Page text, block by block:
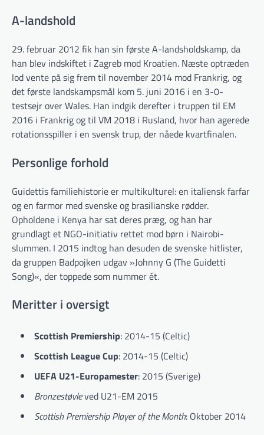
A-landshold
29. februar 2012 fik han sin første A-landsholdskamp, da
han blev indskiftet i Zagreb mod Kroatien. Næste optræden
lod vente på sig frem til november 2014 mod Frankrig, og
det første landskampsmål kom 5. juni 2016 i en 3-0-
testsejr over Wales. Han indgik derefter i truppen til EM
2016 i Frankrig og til VM 2018 i Rusland, hvor han agerede
rotationsspiller i en svensk trup, der nåede kvartfinalen.
Personlige forhold
Guidettis familiehistorie er multikulturel: en italiensk farfar
og en farmor med svenske og brasilianske rødder.
Opholdene i Kenya har sat deres præg, og han har
grundlagt et NGO-initiativ rettet mod børn i Nairobi-
slummen. I 2015 indtog han desuden de svenske hitlister,
da gruppen Badpojken udgav »Johnny G (The Guidetti
Song)«, der toppede som nummer ét.
Meritter i oversigt
Scottish Premiership: 2014-15 (Celtic)
Scottish League Cup: 2014-15 (Celtic)
UEFA U21-Europamester: 2015 (Sverige)
Bronzestøvleved U21-EM 2015
Scottish Premiership Player of the Month: Oktober 2014